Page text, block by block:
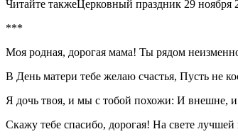
Читайте такжеЦерковный праздник 29
***
Моя родная, дорогая мама! Ты рядом
В День матери тебе желаю счастья, Пусть не
Я дочь твоя, и мы с тобой похожи: И внешне,
Скажу тебе спасибо, дорогая! На свете